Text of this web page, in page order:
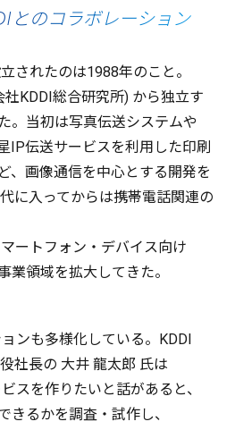
とのコラボレーション
されたのは1988年のこと。
社KDDI総合研究所) から独立す
。 当初は写真伝送システムや
IP伝送サービスを利用 した印刷
、画像通信を中心とする 開発を
に入ってからは携帯電話関連の
ートフォン・デバイス向け
業領域を拡大 してきた。
ンも多様化 している。KDDI
社長の 大井 龍太郎 氏は
スを作りたいと話があると、
きるかを調査 ・試作し、